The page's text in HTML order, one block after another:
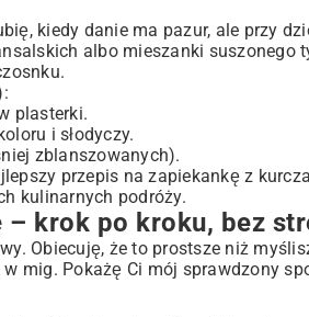
kiedy danie ma pazur, ale przy
albo mieszanki suszonego
plasterki.
i słodyczy.
zblanszowanych).
przepis na zapiekankę z
kulinarnych podróży.
– krok po kroku, bez
Obiecuję, że to prostsze niż
mig. Pokażę Ci mój sprawdzony